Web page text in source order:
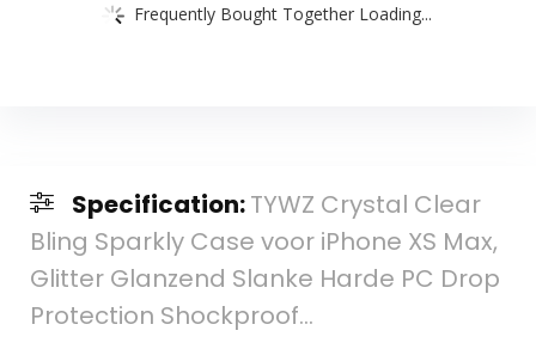
Frequently Bought Together Loading...
Specification:TYWZ Crystal Clear
Bling Sparkly Case voor iPhone XS Max,
Glitter Glanzend Slanke Harde PC Drop
Protection Shockproof…